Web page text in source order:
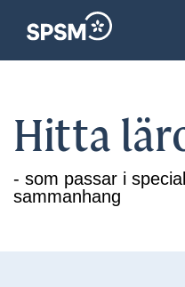
Hitta
- som passar i
sammanhang